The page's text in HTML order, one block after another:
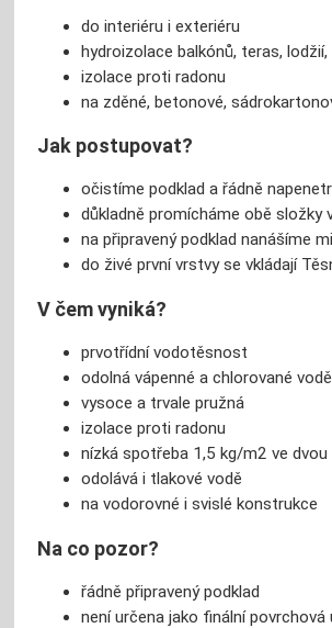
do interiéru i exteriéru
hydroizolace balkónů, teras,
izolace proti radonu
na zděné, betonové,
Jak postupovat?
očistíme podklad a řádně
důkladně promícháme obě složky
na připravený podklad nanášíme
do živé první vrstvy se vkládají
V čem vyniká?
prvotřídní vodotěsnost
odolná vápenné a chlorované vodě
vysoce a trvale pružná
izolace proti radonu
nízká spotřeba 1,5 kg/m2 ve
odolává i tlakové vodě
na vodorovné i svislé konstrukce
Na co pozor?
řádně připravený podklad
není určena jako finální povrchová